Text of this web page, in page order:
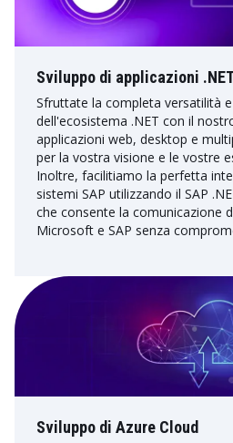
Sviluppo di applicazioni
Sfruttate la completa versatilità
dell'ecosistema .NET con il
applicazioni web, desktop e
per la vostra visione e le vostre
Inoltre, facilitiamo la perfetta
sistemi SAP utilizzando il SAP
che consente la comunicazione
Microsoft e SAP senza
Sviluppo di Azure Cloud